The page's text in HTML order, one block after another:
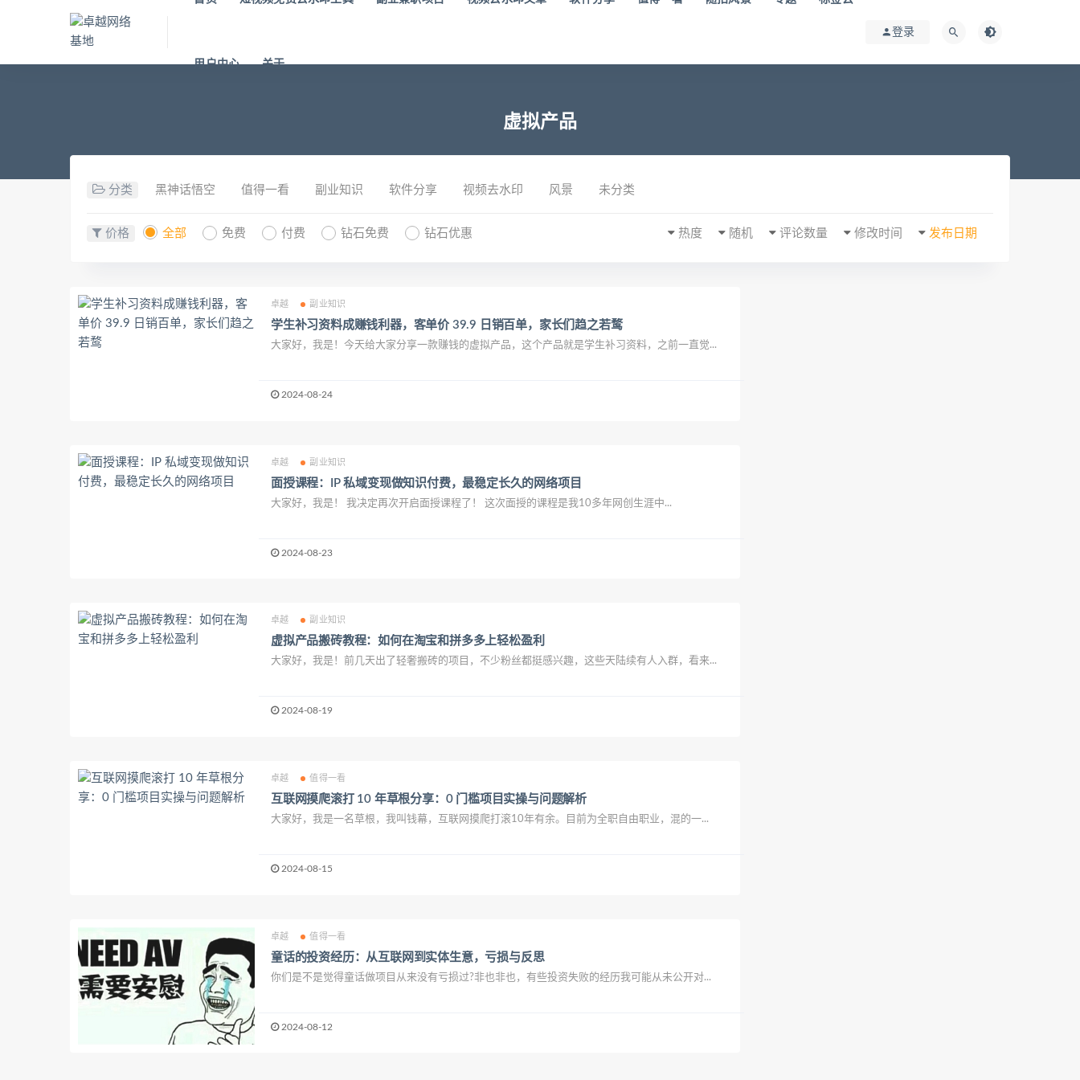
用户中心 关于
登录
虚拟产品
分类 黑神话悟空 值得一看 副业知识 软件分享 视频去水印 风景 未分类
价格 全部 免费 付费 钻石免费 钻石优惠 发布日期
修改时间
评论数量
随机
热度
卓越 副业知识
学生补习资料成赚钱利器，客单价 39.9 日销百单，家长们趋之若鹜
大家好，我是！今天给大家分享一款赚钱的虚拟产品，这个产品就是学生补习资料，之前一直觉...
2024-08-24
卓越 副业知识
面授课程：IP 私域变现做知识付费，最稳定长久的网络项目
大家好，我是！ 我决定再次开启面授课程了！ 这次面授的课程是我10多年网创生涯中...
2024-08-23
卓越 副业知识
虚拟产品搬砖教程：如何在淘宝和拼多多上轻松盈利
大家好，我是！前几天出了轻奢搬砖的项目，不少粉丝都挺感兴趣，这些天陆续有人入群，看来...
2024-08-19
卓越 值得一看
互联网摸爬滚打 10 年草根分享：0 门槛项目实操与问题解析
大家好，我是一名草根，我叫钱幕，互联网摸爬打滚10年有余。目前为全职自由职业，混的一...
2024-08-15
卓越 值得一看
童话的投资经历：从互联网到实体生意，亏损与反思
你们是不是觉得童话做项目从来没有亏损过?非也非也，有些投资失败的经历我可能从未公开对...
2024-08-12